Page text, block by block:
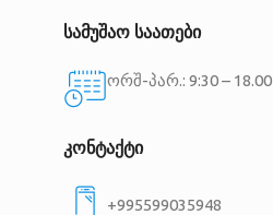
სამუშაო საათები
ორშ-პარ.: 9:30 – 18.00
კონტაქტი
+995599035948